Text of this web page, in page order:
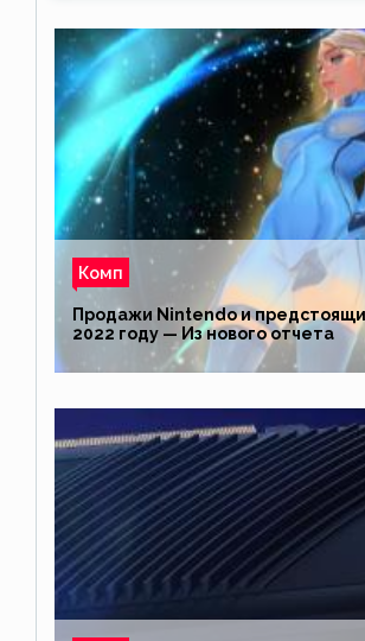
Комп
Продажи Nintendo и
2022 году — Из нового отчета